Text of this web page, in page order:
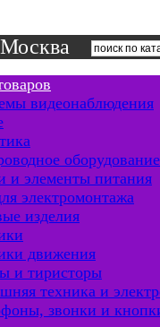
видеонаблюдения
оборудование
и элементы питания
электромонтажа
изделия
движения
и тиристоры
техника и
звонки и